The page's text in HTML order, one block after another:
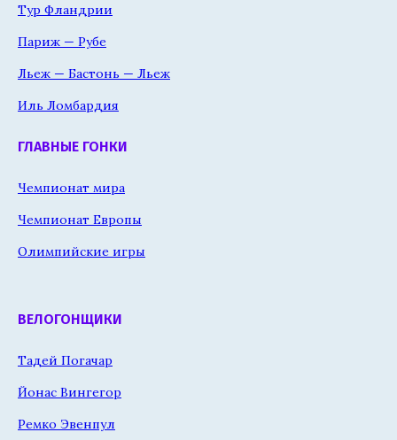
Тур Фландрии
Париж — Рубе
Льеж — Бастонь — Льеж
Иль Ломбардия
ГЛАВНЫЕ ГОНКИ
Чемпионат мира
Чемпионат Европы
Олимпийские игры
ВЕЛОГОНЩИКИ
Тадей Погачар
Йонас Вингегор
Ремко Эвенпул